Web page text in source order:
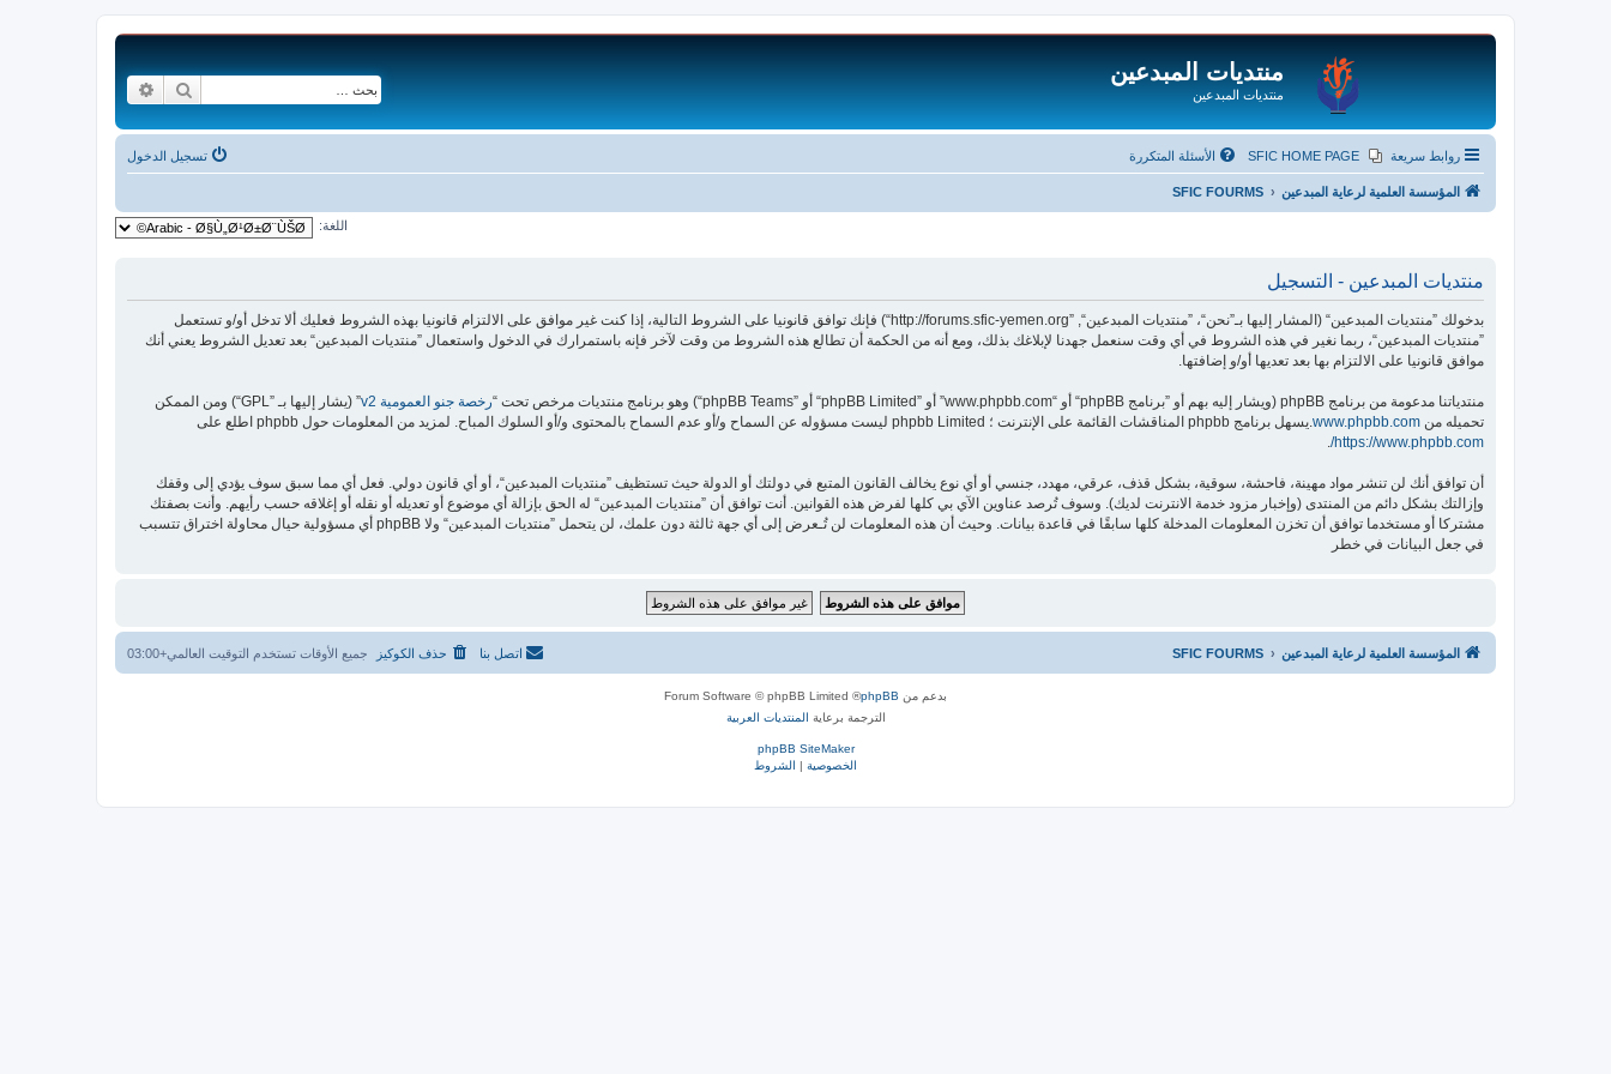
منتديات المبدعين
منتديات المبدعين بحث
روابط سريعة SFIC HOME PAGE الأسئلة المتكررة تسجيل الدخول
المؤسسة العلمية لرعاية المبدعين SFIC FOURMS
اللغة:
منتديات المبدعين - التسجيل
بدخولك ”منتديات المبدعين“ (المشار إليها بـ”نحن“، ”منتديات المبدعين“, ”http://forums.sfic-yemen.org“) فإنك توافق قانونيا على الشروط التالية، إذا كنت غير موافق على الالتزام قانونيا بهذه الشروط فعليك ألا تدخل أو/و تستعمل
”منتديات المبدعين“، ربما نغير في هذه الشروط في أي وقت سنعمل جهدنا لإبلاغك بذلك، ومع أنه من الحكمة أن تطالع هذه الشروط من وقت لآخر فإنه باستمرارك في الدخول واستعمال ”منتديات المبدعين“ بعد تعديل الشروط يعني أنك
موافق قانونيا على الالتزام بها بعد تعديها أو/و إضافتها.
منتدياتنا مدعومة من برنامج phpBB (ويشار إليه بهم أو ”برنامج phpBB“ أو “www.phpbb.com” أو ”phpBB Limited“ أو ”phpBB Teams“) وهو برنامج منتديات مرخص تحت “ رخصة جنو العمومية v2
” (يشار إليها بـ ”GPL“) ومن الممكن
تحميله من www.phpbb.com.يسهل برنامج phpbb المناقشات القائمة على الإنترنت ؛ phpbb Limited ليست مسؤوله عن السماح و/أو عدم السماح بالمحتوى و/أو السلوك المباح. لمزيد من المعلومات حول phpbb اطلع على
https://www.phpbb.com/
.
أن توافق أنك لن تنشر مواد مهينة، فاحشة، سوقية، بشكل قذف، عرقي، مهدد، جنسي أو أي نوع يخالف القانون المتبع في دولتك أو الدولة حيث تستظيف ”منتديات المبدعين“، أو أي قانون دولي. فعل أي مما سبق سوف يؤدي إلى وقفك
وإزالتك بشكل دائم من المنتدى (وإخبار مزود خدمة الانترنت لديك). وسوف تُرصد عناوين الآي بي كلها لفرض هذه القوانين. أنت توافق أن ”منتديات المبدعين“ له الحق بإزالة أي موضوع أو تعديله أو نقله أو إغلاقه حسب رأيهم. وأنت بصفتك
مشتركا أو مستخدما توافق أن تخزن المعلومات المدخلة كلها سابقًا في قاعدة بيانات. وحيث أن هذه المعلومات لن تُـعرض إلى أي جهة ثالثة دون علمك، لن يتحمل ”منتديات المبدعين“ ولا phpBB أي مسؤولية حيال محاولة اختراق تتسبب
في جعل البيانات في خطر
المؤسسة العلمية لرعاية المبدعين SFIC FOURMS جميع الأوقات تستخدم التوقيت العالمي+03:00 حذف الكوكيز اتصل بنا
بدعم من phpBB
® Forum Software © phpBB Limited
الترجمة برعاية المنتديات العربية
phpBB SiteMaker
الخصوصية | الشروط